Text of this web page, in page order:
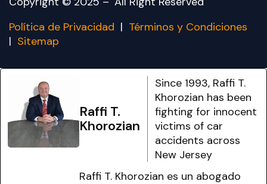
Política de Privacidad | Términos y Condiciones
| Sitemap
Raffi T.
Khorozian
Since 1993, Raffi T.
Khorozian has been
fighting for innocent
victims of car
accidents across
New Jersey
Raffi T. Khorozian es un abogado